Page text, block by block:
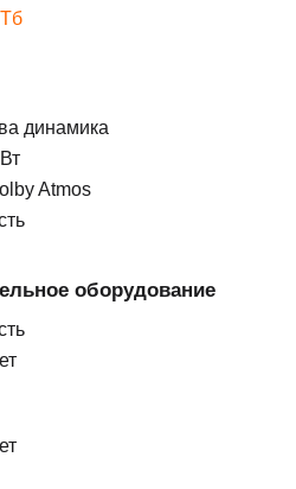
динамика
Atmos
оборудование